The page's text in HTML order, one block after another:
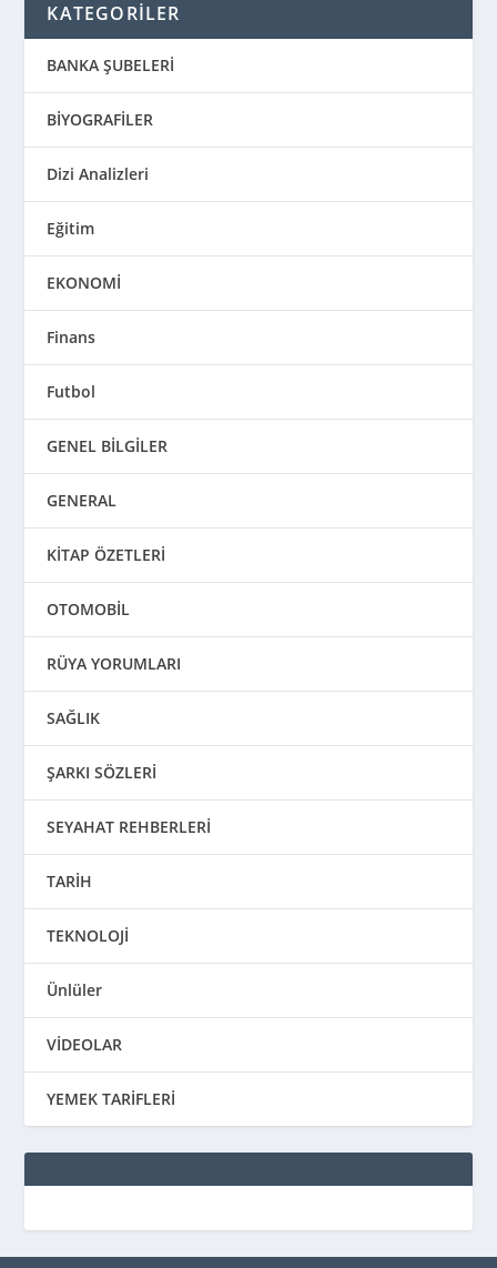
KATEGORİLER
BANKA ŞUBELERİ
BİYOGRAFİLER
Dizi Analizleri
Eğitim
EKONOMİ
Finans
Futbol
GENEL BİLGİLER
GENERAL
KİTAP ÖZETLERİ
OTOMOBİL
RÜYA YORUMLARI
SAĞLIK
ŞARKI SÖZLERİ
SEYAHAT REHBERLERİ
TARİH
TEKNOLOJİ
Ünlüler
VİDEOLAR
YEMEK TARİFLERİ